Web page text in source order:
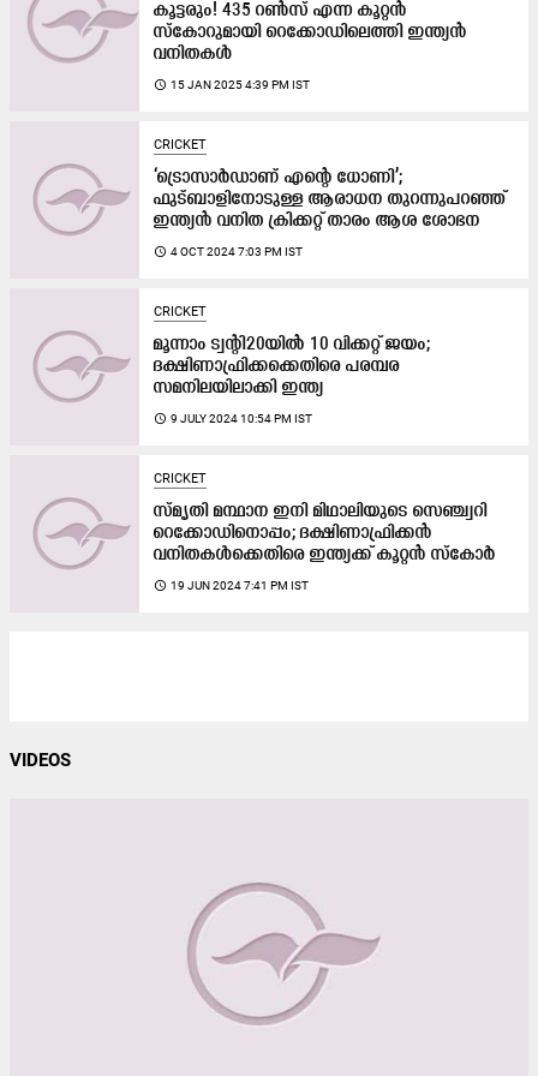
കൂട്ടരും! 435 റൺസ് എന്ന കൂറ്റൻ
സ്കോറുമായി റെക്കോഡിലെത്തി ഇന്ത്യൻ
വനിതകൾ
access_time 15 JAN 2025 4:39 PM IST
CRICKET
‘ട്രൊസാർഡാണ് എന്‍റെ ധോണി’;
ഫുട്ബാളിനോടുള്ള ആരാധന തുറന്നുപറഞ്ഞ്
ഇന്ത്യൻ വനിത ക്രിക്കറ്റ് താരം ആശ ശോഭന
access_time 4 OCT 2024 7:03 PM IST
CRICKET
മൂന്നാം ട്വന്റി20യിൽ 10 വിക്കറ്റ് ജയം;
ദക്ഷിണാഫ്രിക്കക്കെതിരെ പരമ്പര
സമനിലയിലാക്കി ഇന്ത്യ
access_time 9 JULY 2024 10:54 PM IST
CRICKET
സ്മൃതി മന്ഥാന ഇനി മിഥാലിയുടെ സെഞ്ച്വറി
റെക്കോഡിനൊപ്പം; ദക്ഷിണാഫ്രിക്കൻ
വനിതകൾക്കെതിരെ ഇന്ത്യക്ക് കൂറ്റൻ സ്കോർ
access_time 19 JUN 2024 7:41 PM IST
VIDEOS